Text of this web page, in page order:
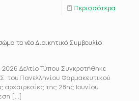
Περισσότερα
το νέο Διοικητικό Συμβουλίο
2026 Δελτίο Τύπου Συγκροτήθηκε
του Πανελληνίου Φαρμακευτικού
αρχαιρεσίες της 28ης Ιουνίου
[…]